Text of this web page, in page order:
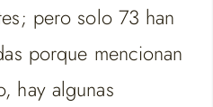
pero solo 73 han
porque mencionan
hay algunas